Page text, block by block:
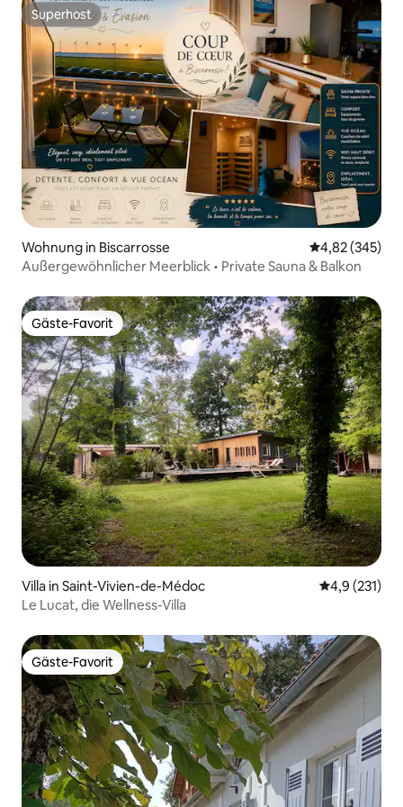
Superhost
Superhost
Wohnung in Biscarrosse
4,82 (345)
Außergewöhnlicher Meerblick • Private Sauna & Balkon
Gäste-Favorit
Gäste-Favorit
Villa in Saint-Vivien-de-Médoc
4,9 (231)
Le Lucat, die Wellness-Villa
Gäste-Favorit
Gäste-Favorit